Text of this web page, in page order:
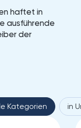
haftet in
ausführende
der
Filter Kategorien
Kategorien in